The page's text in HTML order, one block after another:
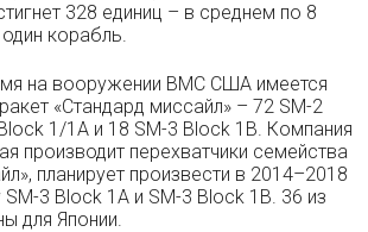
328 единиц – в среднем по 8
корабль.
на вооружении ВМС США имеется
«Стандард миссайл» – 72 SM-2
1/1A и 18 SM-3 Block 1B. Компания
производит перехватчики семейства
планирует произвести в 2014–2018
SM-3 Block 1A и SM-3 Block 1B. 36 из
для Японии.